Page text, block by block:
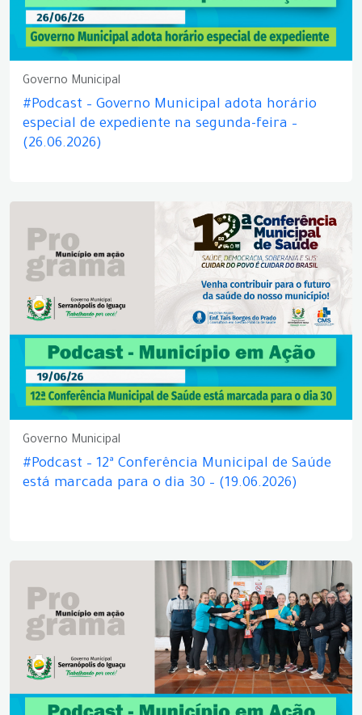
Governo Municipal
#Podcast – Governo Municipal adota horário
especial de expediente na segunda-feira –
(26.06.2026)
Governo Municipal
#Podcast – 12ª Conferência Municipal de Saúde
está marcada para o dia 30 – (19.06.2026)